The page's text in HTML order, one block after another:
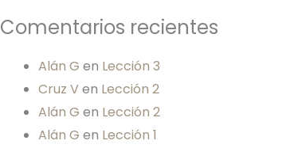
Comentarios recientes
Alán G en Lección 3
Cruz Ven Lección 2
Alán G en Lección 2
Alán G en Lección 1